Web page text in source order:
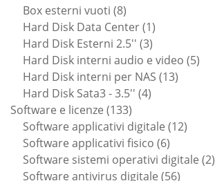
prodotti
Box esterni vuoti 88
prodotti
Hard Disk Data Center 11
prodotto
Hard Disk Esterni 2.5'' 33
prodotti
Hard Disk interni audio e video 55
Hard Disk interni per NAS 1313
Hard Disk Sata3 - 3.5'' 44
Software e licenze 133133
prodotti
Software applicativi digitale 1212
Software applicativi fisico 66
prodotti
Software sistemi operativi digitale 22
Software antivirus digitale 5656